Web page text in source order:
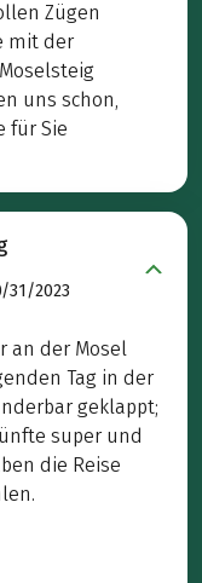
Zügen
mit der
uns schon,
für Sie
31/2023
an der Mosel
Tag in der
geklappt;
super und
die Reise